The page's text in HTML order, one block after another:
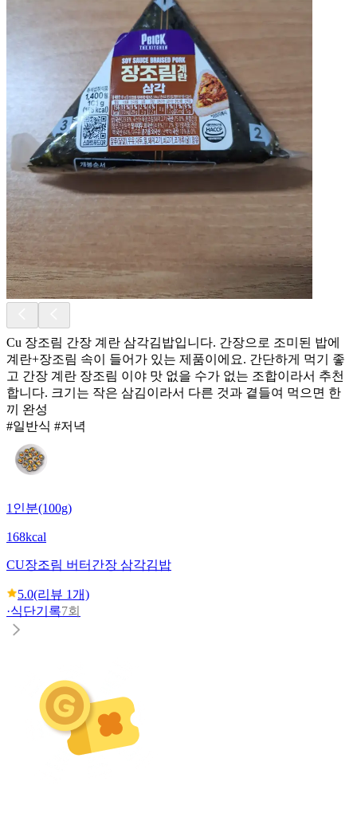
Cu 장조림 간장 계란 삼각김밥입니다. 간장으로 조미된 밥에
계란+장조림 속이 들어가 있는 제품이에요. 간단하게 먹기 좋
고 간장 계란 장조림 이야 맛 없을 수가 없는 조합이라서 추천
합니다. 크기는 작은 삼김이라서 다른 것과 곁들여 먹으면 한
끼 완성
#일반식 #저녁
1인분(100g)
168kcal
CU장조림 버터간장 삼각김밥
5.0(리뷰 1개)
·식단기록7회